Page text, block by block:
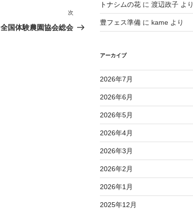
次
の
次
全国体験農園協会総会
トナシムの花に 渡辺政子より
豊フェス準備に kameより
アーカイブ
2026年7月
2026年6月
2026年5月
2026年4月
2026年3月
2026年2月
2026年1月
2025年12月